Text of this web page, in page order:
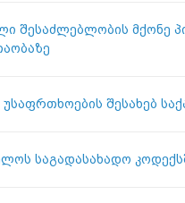
შესაძლებლობის მქონე
უსაფრთხოების შესახებ
საგადასახადო